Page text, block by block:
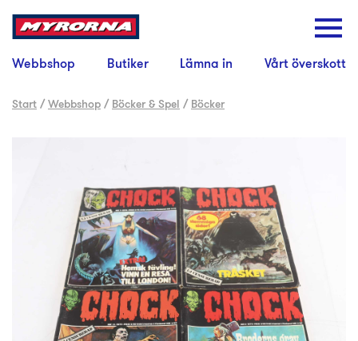
Webbshop Butiker Lämna in Vårt överskott
Start /Webbshop / Böcker & Spel / Böcker